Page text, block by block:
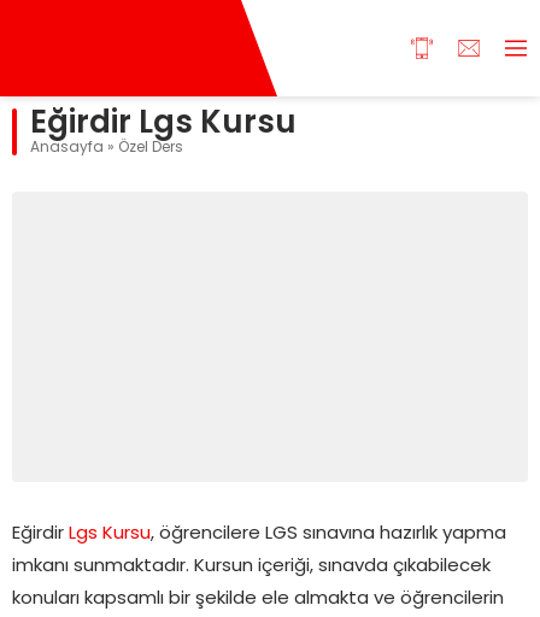
Eğirdir Lgs Kursu
Anasayfa » Özel Ders
Eğirdir Lgs Kursu, öğrencilere LGS sınavına hazırlık yapma
imkanı sunmaktadır. Kursun içeriği, sınavda çıkabilecek
konuları kapsamlı bir şekilde ele almakta ve öğrencilerin